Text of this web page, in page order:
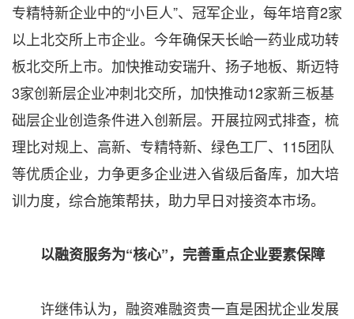
专精特新企业中的“小巨人”、冠军企业，每年培育2家
以上北交所上市企业。今年确保天长峆一药业成功转
板北交所上市。加快推动安瑞升、扬子地板、斯迈特
3家创新层企业冲刺北交所，加快推动12家新三板基
础层企业创造条件进入创新层。开展拉网式排查，梳
理比对规上、高新、专精特新、绿色工厂、115团队
等优质企业，力争更多企业进入省级后备库，加大培
训力度，综合施策帮扶，助力早日对接资本市场。
以融资服务为“核心”，完善重点企业要素保障
许继伟认为，融资难融资贵一直是困扰企业发展